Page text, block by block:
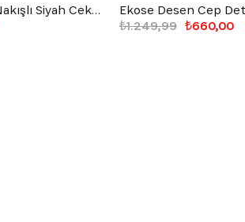
Together Connectid Nakışlı Siyah Ceket
₺660,00
₺1.249,99